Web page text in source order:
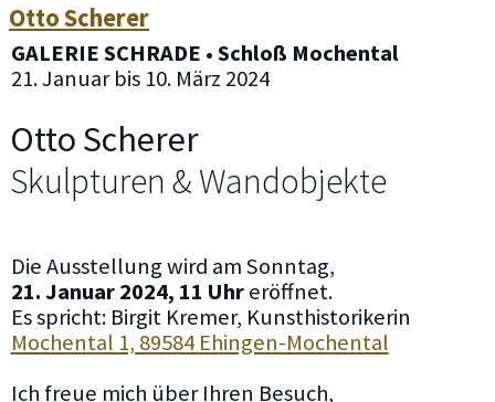
Otto Scherer
GALERIE SCHRADE • Schloß Mochental
21. Januar bis 10. März 2024
Otto Scherer
Skulpturen & Wandobjekte
Die Ausstellung wird am Sonntag,
21. Januar 2024, 11 Uhreröffnet.
Es spricht: Birgit Kremer, Kunsthistorikerin
Mochental 1, 89584 Ehingen-Mochental
Ich freue mich über Ihren Besuch,